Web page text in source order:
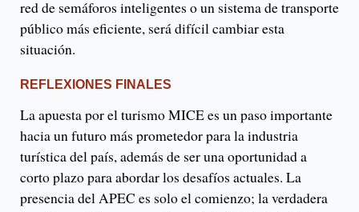
red de semáforos inteligentes o un sistema de transporte
público más eficiente, será difícil cambiar esta
situación.
REFLEXIONES FINALES
La apuesta por el turismo MICE es un paso importante
hacia un futuro más prometedor para la industria
turística del país, además de ser una oportunidad a
corto plazo para abordar los desafíos actuales. La
presencia del APEC es solo el comienzo; la verdadera